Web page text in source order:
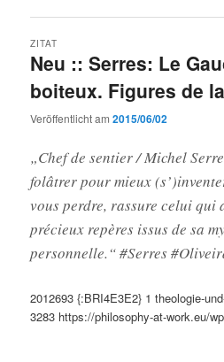
Neu :: Serres: Le
boiteux. Figures de
ZITAT
Veröffentlicht am2015/06/02
„Chef de sentier / Michel
folâtrer pour mieux
vous perdre, rassure celui qui
précieux repères issus de sa
personnelle.“ #Serres
2012693 {:BRI4E3E2} 1 theologie-
3283 https://philosophy-at-work.eu/